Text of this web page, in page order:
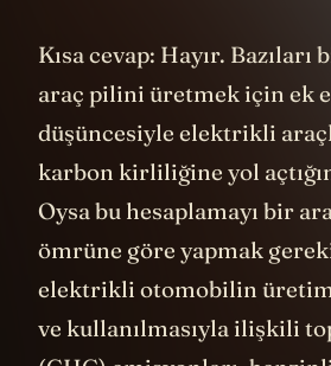
Kısa cevap: Hayır.
araç pilini üretmek için ek
düşüncesiyle elektrikli
karbon kirliliğine yol
Oysa bu hesaplamayı bir
ömrüne göre yapmak
elektrikli otomobilin
ve kullanılmasıyla ilişkili